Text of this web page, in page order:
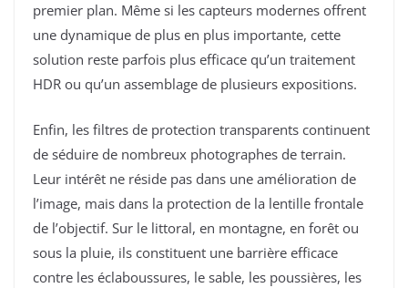
premier plan. Même si les capteurs modernes offrent
une dynamique de plus en plus importante, cette
solution reste parfois plus efficace qu’un traitement
HDR ou qu’un assemblage de plusieurs expositions.
Enfin, les filtres de protection transparents continuent
de séduire de nombreux photographes de terrain.
Leur intérêt ne réside pas dans une amélioration de
l’image, mais dans la protection de la lentille frontale
de l’objectif. Sur le littoral, en montagne, en forêt ou
sous la pluie, ils constituent une barrière efficace
contre les éclaboussures, le sable, les poussières, les